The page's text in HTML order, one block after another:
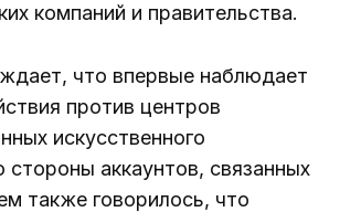
компаний и правительства.
что впервые наблюдает
против центров
искусственного
стороны аккаунтов, связанных
также говорилось, что